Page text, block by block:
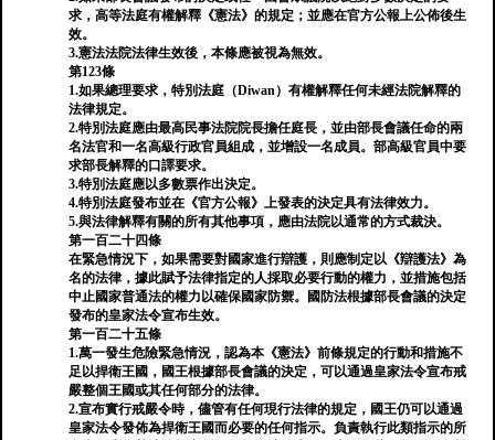
求，高等法庭有權解釋《憲法》的規定；並應在官方公報上公佈後生
效。
3.憲法法院法律生效後，本條應被視為無效。
第123條
1.如果總理要求，特別法庭（Diwan）有權解釋任何未經法院解釋的
法律規定。
2.特別法庭應由最高民事法院院長擔任庭長，並由部長會議任命的兩
名法官和一名高級行政官員組成，並增設一名成員。部高級官員中要
求部長解釋的口譯要求。
3.特別法庭應以多數票作出決定。
4.特別法庭發布並在《官方公報》上發表的決定具有法律效力。
5.與法律解釋有關的所有其他事項，應由法院以通常的方式裁決。
第一百二十四條
在緊急情況下，如果需要對國家進行辯護，則應制定以《辯護法》為
名的法律，據此賦予法律指定的人採取必要行動的權力，並措施包括
中止國家普通法的權力以確保國家防禦。國防法根據部長會議的決定
發布的皇家法令宣布生效。
第一百二十五條
1.萬一發生危險緊急情況，認為本《憲法》前條規定的行動和措施不
足以捍衛王國，國王根據部長會議的決定，可以通過皇家法令宣布戒
嚴整個王國或其任何部分的法律。
2.宣布實行戒嚴令時，儘管有任何現行法律的規定，國王仍可以通過
皇家法令發佈為捍衛王國而必要的任何指示。負責執行此類指示的所